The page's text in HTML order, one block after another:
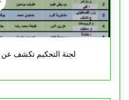
لجنة التحكيم تكشف عن